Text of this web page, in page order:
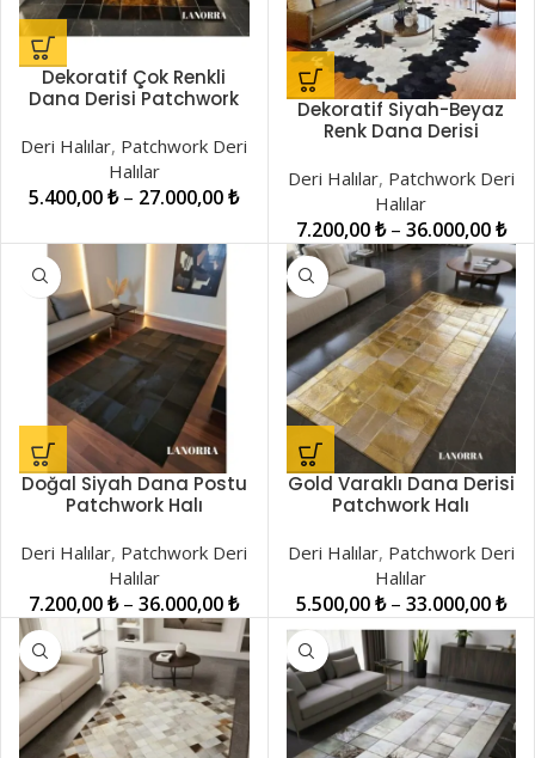
Dekoratif Çok Renkli
Dana Derisi Patchwork
Deri Halılar, Patchwork Deri
Halılar
5.400,00₺ – 27.000,00₺
Dekoratif Siyah-Beyaz
Renk Dana Derisi
LNRPW000018
Deri Halılar, Patchwork Deri
Halılar
7.200,00₺ – 36.000,00₺
Doğal Siyah Dana Postu
Patchwork Halı
Deri Halılar, Patchwork Deri
Halılar
7.200,00₺ –36.000,00₺
Gold Varaklı Dana Derisi
Patchwork Halı
Deri Halılar, Patchwork Deri
Halılar
5.500,00₺ – 33.000,00₺